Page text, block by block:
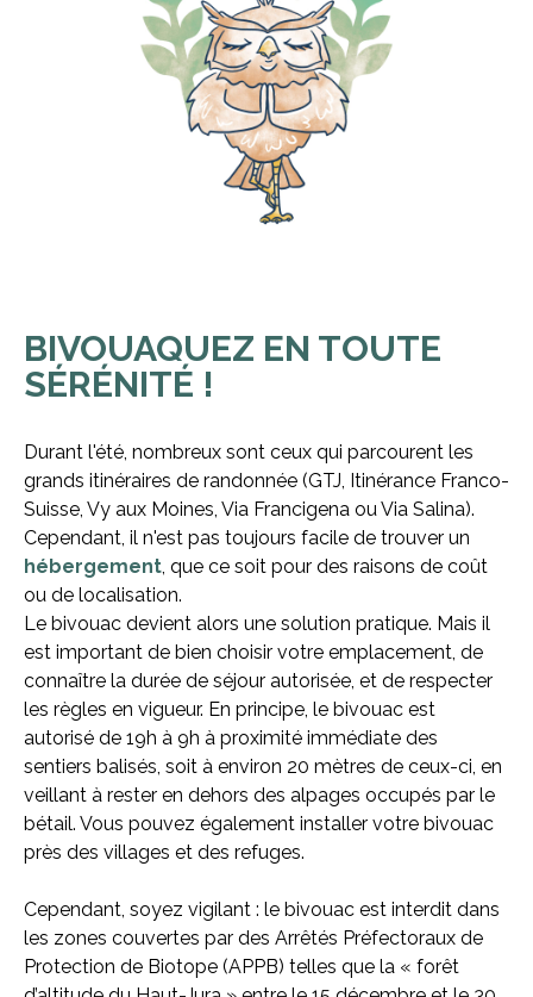
BIVOUAQUEZ EN TOUTE
SÉRÉNITÉ !
Durant l'été, nombreux sont ceux qui parcourent les
grands itinéraires de randonnée (GTJ, Itinérance Franco-
Suisse, Vy aux Moines, Via Francigena ou Via Salina).
Cependant, il n'est pas toujours facile de trouver un
hébergement, que ce soit pour des raisons de coût
ou de localisation.
Le bivouac devient alors une solution pratique. Mais il
est important de bien choisir votre emplacement, de
connaître la durée de séjour autorisée, et de respecter
les règles en vigueur. En principe, le bivouac est
autorisé de 19h à 9h à proximité immédiate des
sentiers balisés, soit à environ 20 mètres de ceux-ci, en
veillant à rester en dehors des alpages occupés par le
bétail. Vous pouvez également installer votre bivouac
près des villages et des refuges.
Cependant, soyez vigilant : le bivouac est interdit dans
les zones couvertes par des Arrêtés Préfectoraux de
Protection de Biotope (APPB) telles que la « forêt